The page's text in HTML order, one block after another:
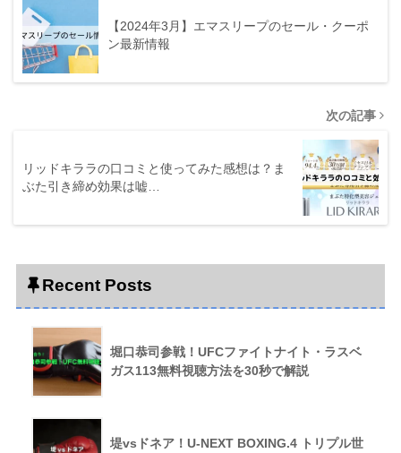
【2024年3月】エマスリープのセール・クーポ
ン最新情報
次の記事
リッドキララの口コミと使ってみた感想は？ま
ぶた引き締め効果は嘘…
Recent Posts
堀口恭司参戦！UFCファイトナイト・ラスベ
ガス113無料視聴方法を30秒で解説
堤vsドネア！U-NEXT BOXING.4 トリプル世